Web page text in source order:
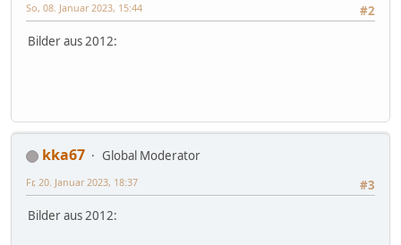
#2
So, 08. Januar 2023, 15:44
Bilder aus 2012:
kka67
Global Moderator
#3
Fr, 20. Januar 2023, 18:37
Bilder aus 2012: